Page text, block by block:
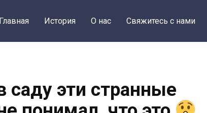
Главная История О нас Свяжитесь с нами
саду эти странные